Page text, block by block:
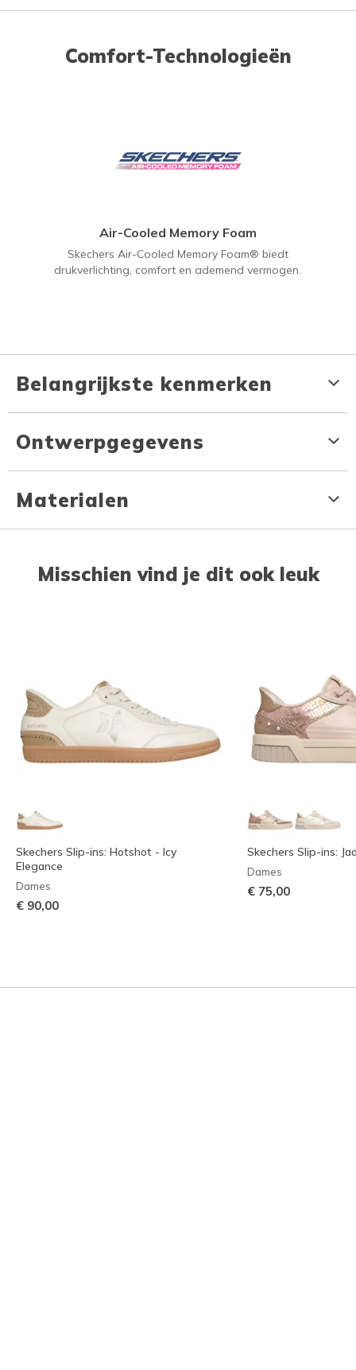
Comfort-Technologieën
Air-Cooled Memory Foam
Skechers Air-Cooled Memory Foam® biedt
drukverlichting, comfort en ademend vermogen.
Belangrijkste kenmerken
Ontwerpgegevens
Materialen
Misschien vind je dit ook leuk
Skechers Slip-ins: Hotshot - Icy
Elegance
Dames
€ 90,00
Skechers Slip-ins:
Dames
€ 75,00